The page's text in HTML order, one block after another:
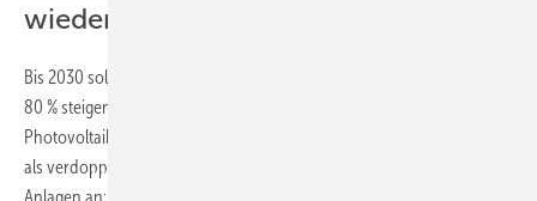
wieder attraktiver werden
Bis 2030 soll der Anteil grünen Stroms im deutschen Stromnetz auf
80 % steigen. Um das zu erreichen, muss auch der Beitrag kleinerer
Photovoltaik-Anlagen wachsen. Ihre Gesamtleistung muss sich mehr
als verdoppeln. Hierbei kommt es nicht nur auf die bloße Anzahl der